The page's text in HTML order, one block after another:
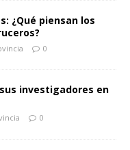
¿Qué piensan los
0
investigadores en
0